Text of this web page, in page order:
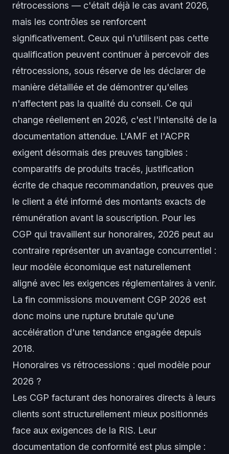
rétrocessions — c'était déjà le cas avant 2026,
mais les contrôles se renforcent
significativement. Ceux qui n'utilisent pas cette
qualification peuvent continuer à percevoir des
rétrocessions, sous réserve de les déclarer de
manière détaillée et de démontrer qu'elles
n'affectent pas la qualité du conseil. Ce qui
change réellement en 2026, c'est l'intensité de la
documentation attendue. L'AMF et l'ACPR
exigent désormais des preuves tangibles :
comparatifs de produits tracés, justification
écrite de chaque recommandation, preuves que
le client a été informé des montants exacts de
rémunération avant la souscription. Pour les
CGP qui travaillent sur honoraires, 2026 peut au
contraire représenter un avantage concurrentiel :
leur modèle économique est naturellement
aligné avec les exigences réglementaires à venir.
La fin commissions mouvement CGP 2026 est
donc moins une rupture brutale qu'une
accélération d'une tendance engagée depuis
2018.
Honoraires vs rétrocessions : quel modèle pour
2026 ?
Les CGP facturant des honoraires directs à leurs
clients sont structurellement mieux positionnés
face aux exigences de la RIS. Leur
documentation de conformité est plus simple :